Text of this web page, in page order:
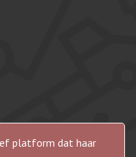
platform dat haar